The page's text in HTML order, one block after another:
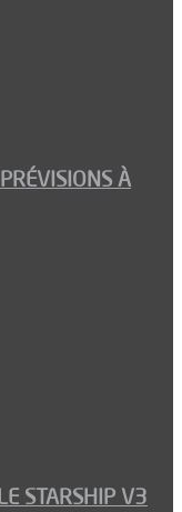
À
STARSHIP V3